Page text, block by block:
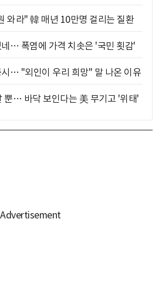
와라" 韓 매년 10만명 걸리는 질환
… 폭염에 가격 치솟은 '국민 횟감'
… "외인이 우리 희망" 말 나온 이유
뿐… 바닥 보인다는 美 무기고 '위태'